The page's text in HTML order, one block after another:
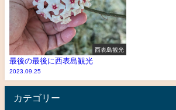
西表島観光
最後の最後に西表島観光
2023.09.25
カテゴリー